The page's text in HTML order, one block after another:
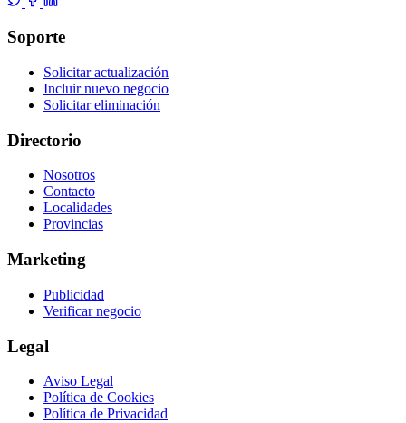
Soporte
Solicitar actualización
Incluir nuevo negocio
Solicitar eliminación
Directorio
Nosotros
Contacto
Localidades
Provincias
Marketing
Publicidad
Verificar negocio
Legal
Aviso Legal
Política de Cookies
Política de Privacidad